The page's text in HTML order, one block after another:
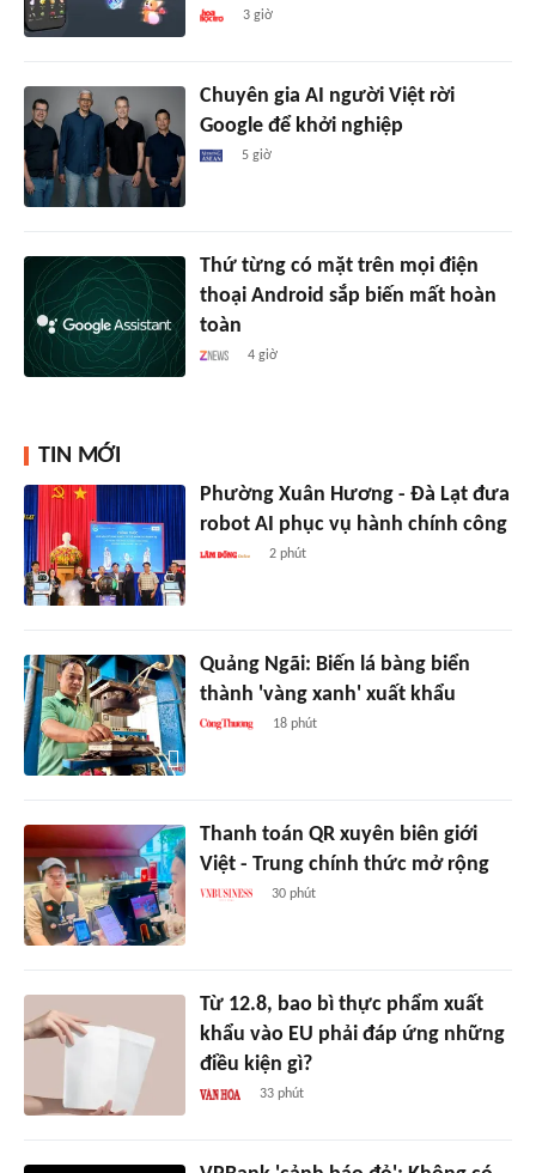
3 giờ
Chuyên gia AI người Việt rời
Google để khởi nghiệp
5 giờ
Thứ từng có mặt trên mọi điện
thoại Android sắp biến mất hoàn
toàn
4 giờ
TIN MỚI
Phường Xuân Hương - Đà Lạt đưa
robot AI phục vụ hành chính công
2 phút
Quảng Ngãi: Biến lá bàng biển
thành 'vàng xanh' xuất khẩu
18 phút
Thanh toán QR xuyên biên giới
Việt - Trung chính thức mở rộng
30 phút
Từ 12.8, bao bì thực phẩm xuất
khẩu vào EU phải đáp ứng những
điều kiện gì?
33 phút